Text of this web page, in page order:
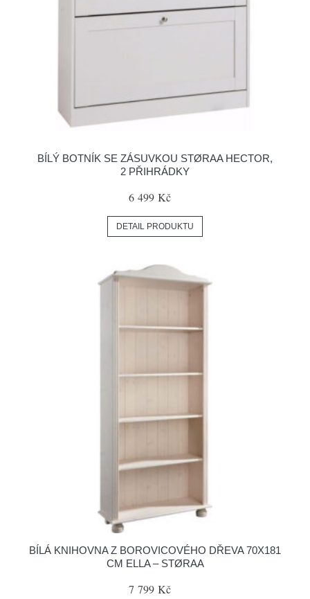
BÍLÝ BOTNÍK SE ZÁSUVKOU STØRAA HECTOR,
2 PŘIHRÁDKY
6 499 Kč
DETAIL PRODUKTU
BÍLÁ KNIHOVNA Z BOROVICOVÉHO DŘEVA 70X181
CM ELLA – STØRAA
7 799 Kč